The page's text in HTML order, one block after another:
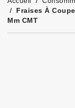
Consommables
Fraises À
Mm CMT